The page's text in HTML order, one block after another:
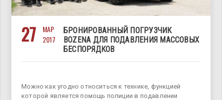
27
МАР
2017
БРОНИРОВАННЫЙ ПОГРУЗЧИК
BOZENA ДЛЯ ПОДАВЛЕНИЯ МАССОВЫХ
БЕСПОРЯДКОВ
Можно как угодно относиться к технике, функцией
которой является помощь полиции в подавлении